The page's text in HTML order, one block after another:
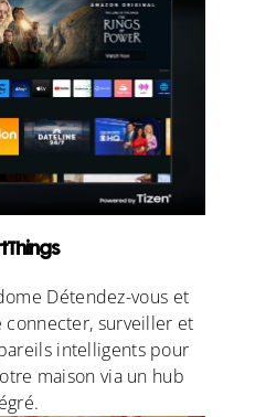
Détendez-vous et
connecter, surveiller et
intelligents pour
maison via un hub